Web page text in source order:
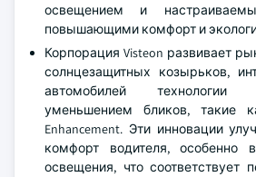
освещением и
повышающими комфорт и
Корпорация Visteon развивает
солнцезащитных козырьков,
автомобилей
уменьшением бликов, такие
Enhancement. Эти инновации
комфорт водителя, особенно
освещения, что соответствует